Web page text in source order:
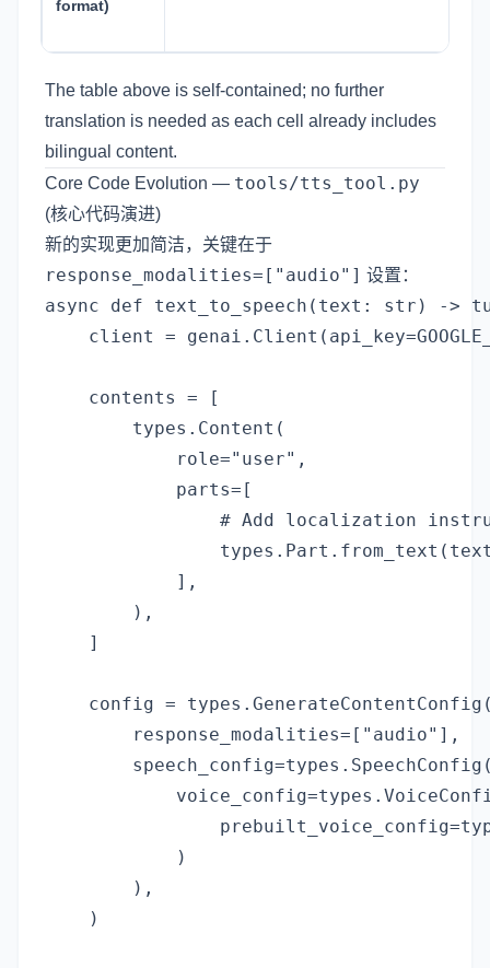
format)
The table above is self-contained; no further
translation is needed as each cell already includes
bilingual content.
Core Code Evolution — tools/tts_tool.py
(核心代码演进)
新的实现更加简洁，关键在于
response_modalities=["audio"] 设置：
async def text_to_speech(text: str) ->
client =
    contents = [
        types.Content(
            role="user",
            parts=[
# Add localization
            ],
        ),
    ]
config =
        response_modalities=["audio"],
            )
        ),
    )